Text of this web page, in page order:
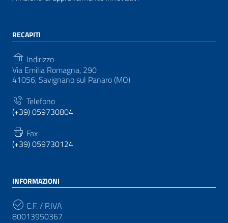
RECAPITI
Indirizzo
Via Emilia Romagna, 290
41056, Savignano sul Panaro (MO)
Telefono
(+39) 059730804
Fax
(+39) 059730124
INFORMAZIONI
C.F. / P.IVA
80013950367